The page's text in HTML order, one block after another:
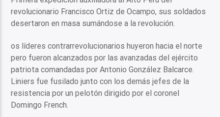
revolucionario Francisco Ortiz de Ocampo, sus soldados
desertaron en masa sumándose a la revolución.
os líderes contrarrevolucionarios huyeron hacia el norte
pero fueron alcanzados por las avanzadas del ejército
patriota comandadas por Antonio González Balcarce.
Liniers fue fusilado junto con los demás jefes de la
resistencia por un pelotón dirigido por el coronel
Domingo French.